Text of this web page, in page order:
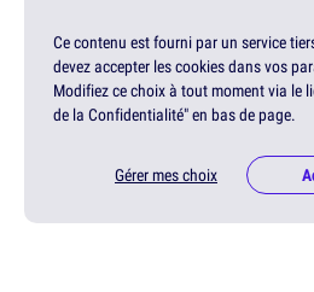
Ce contenu est fourni par un service
devez accepter les cookies dans vos
Modifiez ce choix à tout moment via le
de la Confidentialité" en bas de page.
Gérer mes choix